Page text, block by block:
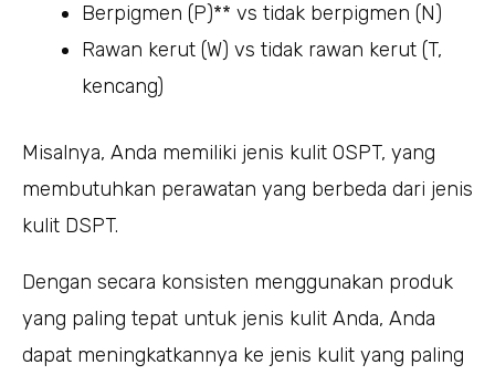
Berpigmen (P)** vs tidak berpigmen (N)
Rawan kerut (W) vs tidak rawan kerut (T,
kencang)
Misalnya, Anda memiliki jenis kulit OSPT, yang
membutuhkan perawatan yang berbeda dari jenis
kulit DSPT.
Dengan secara konsisten menggunakan produk
yang paling tepat untuk jenis kulit Anda, Anda
dapat meningkatkannya ke jenis kulit yang paling